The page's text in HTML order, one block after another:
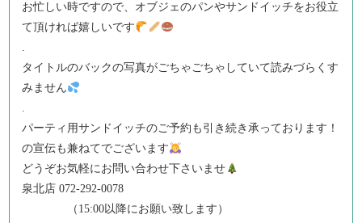
お忙しい時ですので、オブジェのパンやサンドイッチをお役立
て頂ければ嬉しいです
.
タイトルのバックの写真がごちゃごちゃしていて読みづらくす
みません
.
パーティ用サンドイッチのご予約も引き続き承っております！
の宣伝も兼ねてでございます
どうぞお気軽にお問い合わせ下さいませ
泉北店 072-292-0078
（15:00以降にお願い致します）